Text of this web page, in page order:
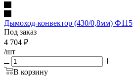
Дымоход-конвектор (430/0,8мм) Ф115
Под заказ
4 704 ₽
/шт
В корзину